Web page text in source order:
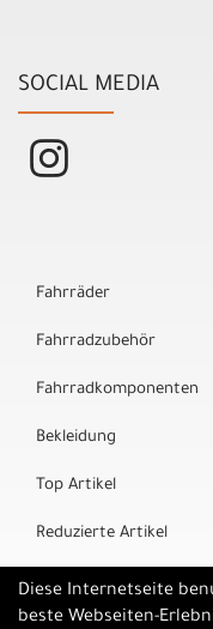
SOCIAL MEDIA
Fahrräder
Fahrradzubehör
Fahrradkomponenten
Bekleidung
Top Artikel
Reduzierte Artikel
Marken
Diese Internetseite
beste Webseiten-